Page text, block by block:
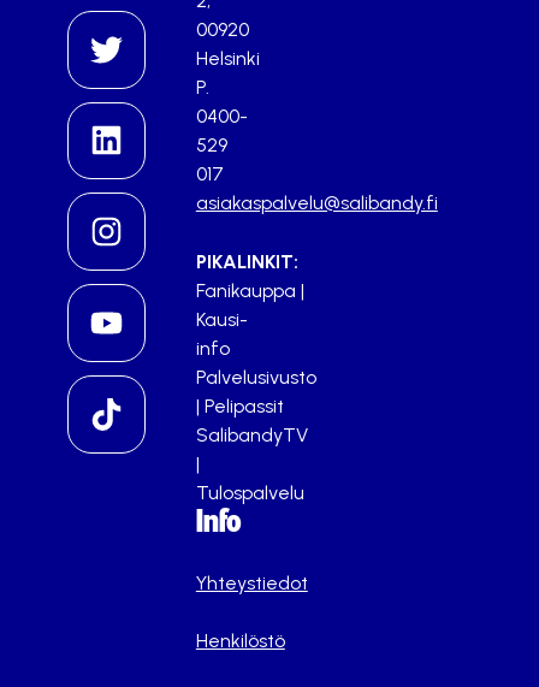
00920
Helsinki
P.
0400-
529
017
asiakaspalvelu@salibandy.fi
PIKALINKIT:
Fanikauppa |
Kausi-
info
Palvelusivusto
| Pelipassit
SalibandyTV
|
Tulospalvelu
Info
Yhteystiedot
Henkilöstö